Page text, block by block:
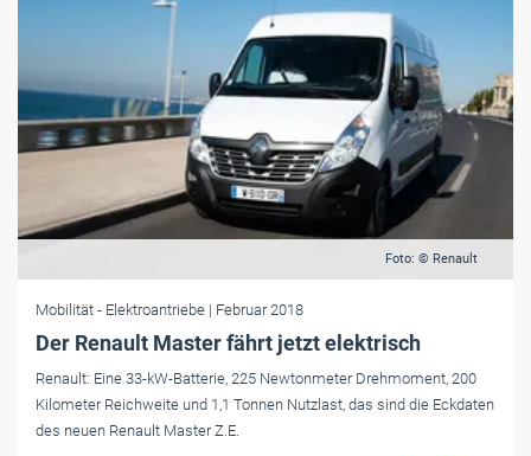
Foto: © Renault
Mobilität - Elektroantriebe | Februar 2018
Der Renault Master fährt jetzt elektrisch
Renault: Eine 33-kW-Batterie, 225 Newtonmeter Drehmoment, 200
Kilometer Reichweite und 1,1 Tonnen Nutzlast, das sind die Eckdaten
des neuen Renault Master Z.E.